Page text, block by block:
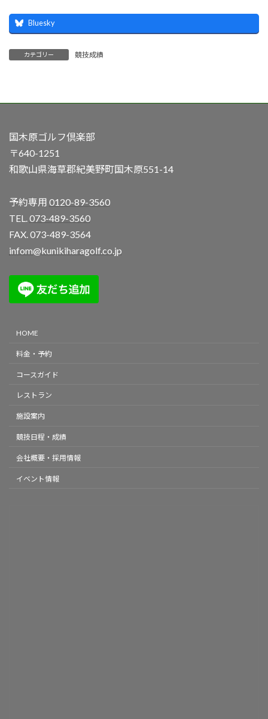
Bluesky
カテゴリー 競技成績
国木原ゴルフ倶楽部
〒640-1251
和歌山県海草郡紀美野町国木原551-14
予約専用 0120-89-3560
TEL.073-489-3560
FAX. 073-489-3564
infom@kunikiharagolf.co.jp
HOME
料金・予約
コースガイド
レストラン
施設案内
競技日程・成績
会社概要・採用情報
イベント情報